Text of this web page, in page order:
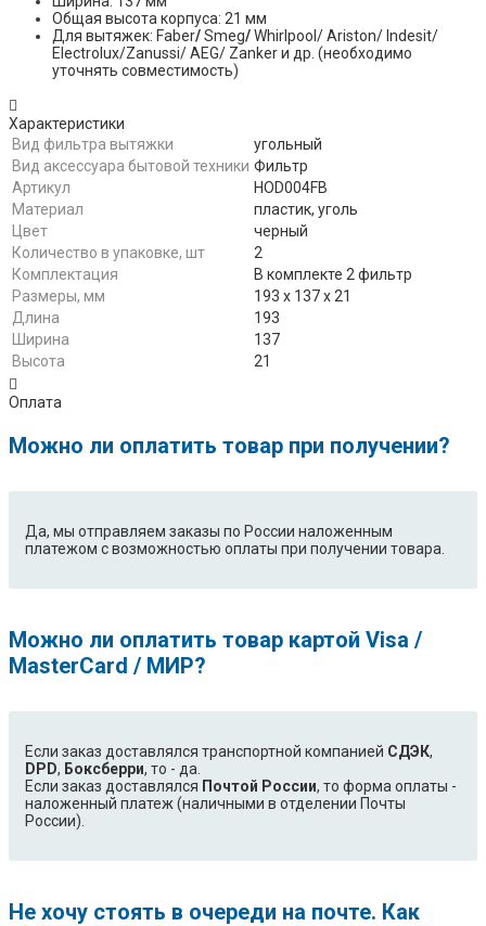
Общая высота корпуса: 21 мм
Для вытяжек: Faber/Smeg/Whirlpool/ Ariston/ Indesit/
Electrolux/Zanussi/ AEG/ Zanker и др. (необходимо
уточнять совместимость)
Характеристики
Вид фильтра вытяжки
угольный
Вид аксессуара бытовой техники Фильтр
Артикул
HOD004FB
Материал
пластик, уголь
Цвет
черный
Количество в упаковке, шт
2
Комплектация
В комплекте 2 фильтр
Размеры, мм
193 х 137 х 21
Длина
193
Ширина
137
Высота
21
Оплата
Можно ли оплатить товар при получении?
Да, мы отправляем заказы по России наложенным
платежом с возможностью оплаты при получении товара.
Можно ли оплатить товар картой Visa /
MasterCard / МИР?
Если заказ доставлялся транспортной компанией СДЭК,
DPD, Боксберри, то - да.
Если заказ доставлялся Почтой России, то форма оплаты -
наложенный платеж (наличными в отделении Почты
России).
Не хочу стоять в очереди на почте. Как